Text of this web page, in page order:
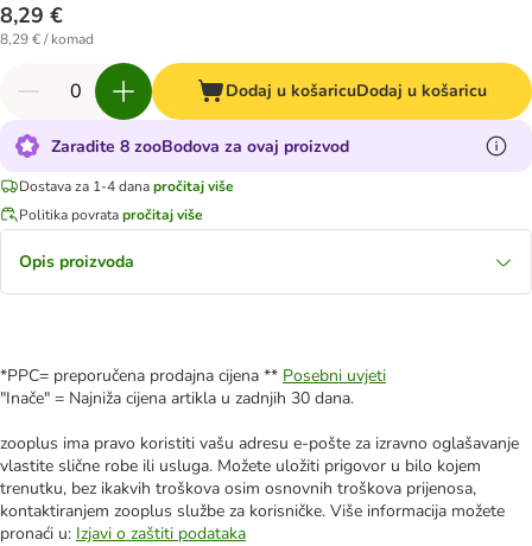
8,29 €
8,29 € / komad
Dodaj u košaricuDodaj u košaricu
Zaradite 8 zooBodova za ovaj proizvod
Dostava za 1-4 danapročitaj više
Politika povratapročitaj više
Opis proizvoda
*PPC= preporučena prodajna cijena ** Posebni uvjeti
"Inače" = Najniža cijena artikla u zadnjih 30 dana.
zooplus ima pravo koristiti vašu adresu e-pošte za izravno oglašavanje
vlastite slične robe ili usluga. Možete uložiti prigovor u bilo kojem
trenutku, bez ikakvih troškova osim osnovnih troškova prijenosa,
kontaktiranjem zooplus službe za korisničke. Više informacija možete
pronaći u: Izjavi o zaštiti podataka